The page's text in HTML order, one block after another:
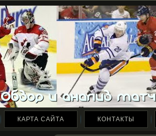
КАРТА САЙТА КОНТАКТЫ